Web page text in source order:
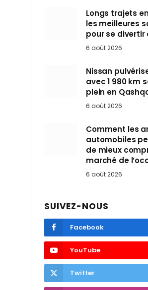
Longs trajets
les meilleures
pour se divertir
6 août 2026
Nissan
avec 1 980 km
plein en
6 août 2026
Comment les
automobiles
de mieux
marché de
6 août 2026
SUIVEZ-NOUS
Facebook
YouTube
Twitter